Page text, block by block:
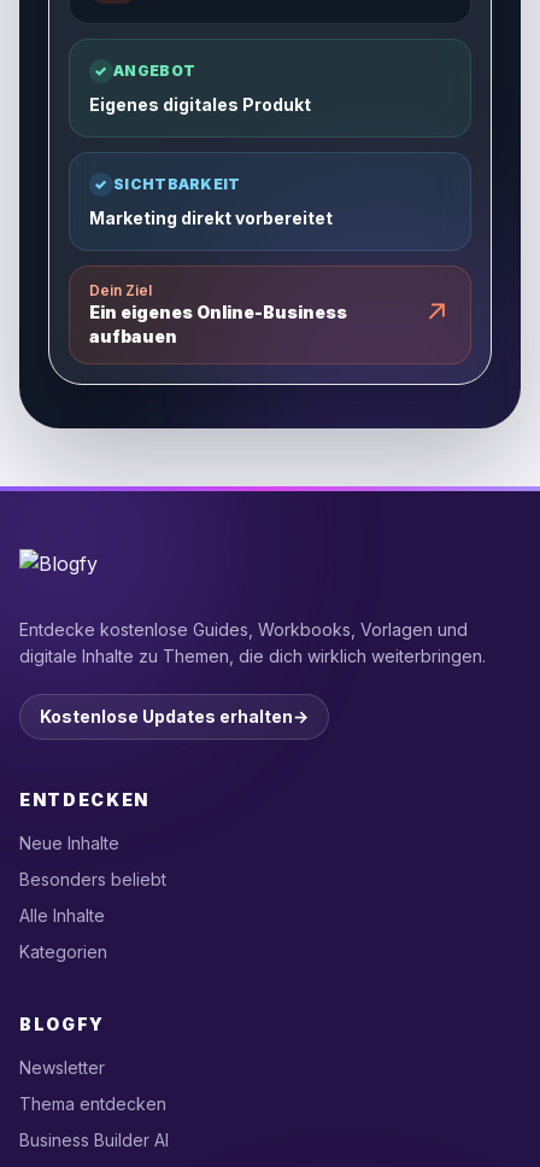
✓ ANGEBOT
Eigenes digitales Produkt
✓ SICHTBARKEIT
Marketing direkt vorbereitet
Dein Ziel
Ein eigenes Online-Business
aufbauen
↗
Entdecke kostenlose Guides, Workbooks, Vorlagen und
digitale Inhalte zu Themen, die dich wirklich weiterbringen.
Kostenlose Updates erhalten→
ENTDECKEN
Neue Inhalte
Besonders beliebt
Alle Inhalte
Kategorien
BLOGFY
Newsletter
Thema entdecken
Business Builder AI